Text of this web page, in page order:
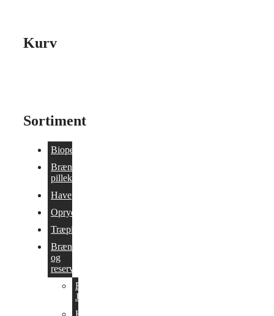
Kurv
Sortiment
Biopejse
Brænde og
pillekomfurer
Havepejs
Oprydning/Tilbud
Træpilleovne
Brændeovne
og
reservedele
Reservedele
Jimex-ovne